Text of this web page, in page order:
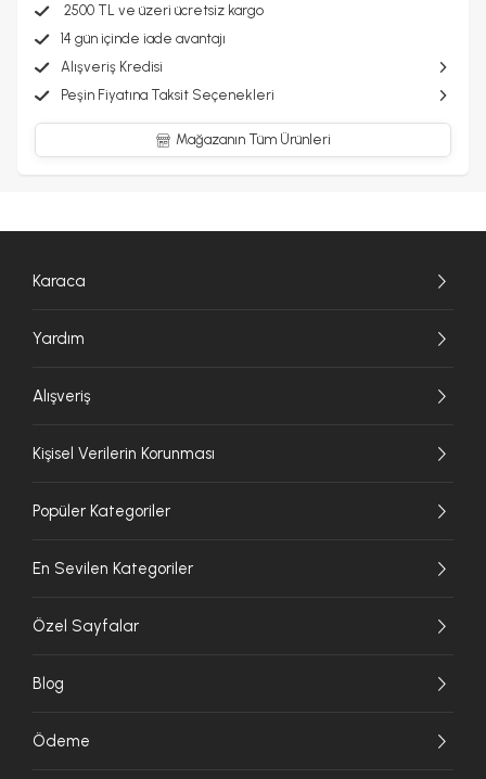
2500 TL ve üzeri ücretsiz kargo
14 gün içinde iade avantajı
Alışveriş Kredisi
Peşin Fiyatına Taksit Seçenekleri
Mağazanın Tüm Ürünleri
Karaca
Yardım
Alışveriş
Kişisel Verilerin Korunması
Popüler Kategoriler
En Sevilen Kategoriler
Özel Sayfalar
Blog
Ödeme